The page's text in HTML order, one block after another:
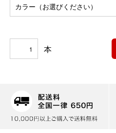
カラー（お選びください）
本